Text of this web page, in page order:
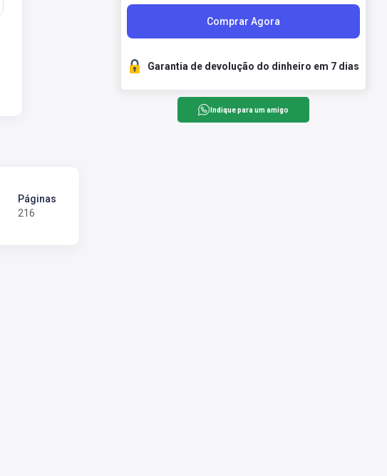
Páginas
216
Comprar Agora
Garantia de devolução do dinheiro em 7 dias
Indique para um amigo